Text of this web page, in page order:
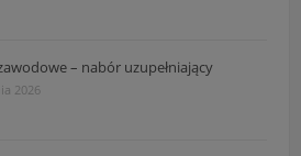
– nabór uzupełniający
2026